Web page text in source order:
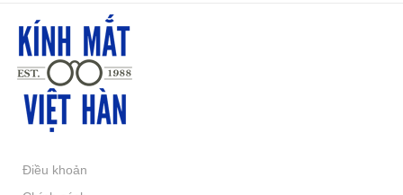
Điều khoản